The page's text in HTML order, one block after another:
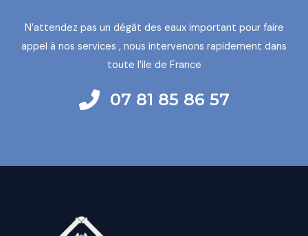
N’attendez pas un dégât des eaux important pour faire
appel à nos services , nous intervenons rapidement dans
toute l’ile de France
07 81 85 86 57